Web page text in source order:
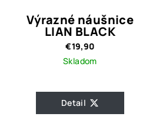
Výrazné náušnice
LIAN BLACK
€19,90
Skladom
Detail